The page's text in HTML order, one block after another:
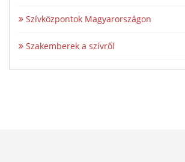
Szívközpontok Magyarországon
Szakemberek a szívről